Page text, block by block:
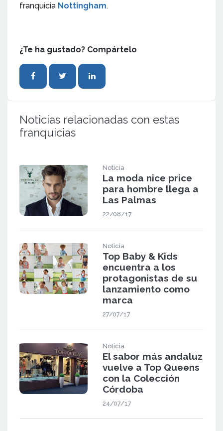
franquicia Nottingham.
¿Te ha gustado? Compártelo
Noticias relacionadas con estas
franquicias
Noticia
La moda nice price
para hombre llega a
Las Palmas
22/08/17
Noticia
Top Baby & Kids
encuentra a los
protagonistas de su
lanzamiento como
marca
27/07/17
Noticia
El sabor más andaluz
vuelve a Top Queens
con la Colección
Córdoba
24/07/17